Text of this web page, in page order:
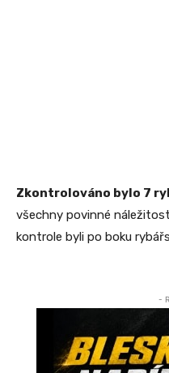
Zkontrolováno bylo 7
všechny povinné
kontrole byli po boku
-